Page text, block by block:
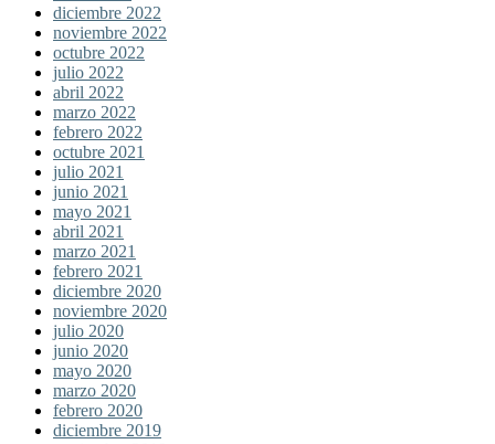
diciembre 2022
noviembre 2022
octubre 2022
julio 2022
abril 2022
marzo 2022
febrero 2022
octubre 2021
julio 2021
junio 2021
mayo 2021
abril 2021
marzo 2021
febrero 2021
diciembre 2020
noviembre 2020
julio 2020
junio 2020
mayo 2020
marzo 2020
febrero 2020
diciembre 2019